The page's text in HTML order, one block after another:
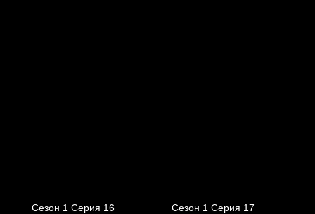
Сезон 1 Серия 16 Сезон 1 Серия 17